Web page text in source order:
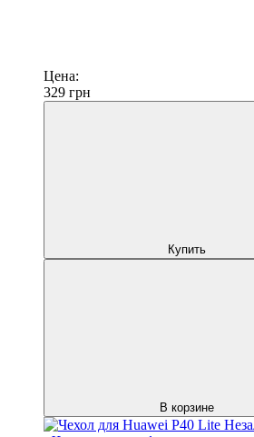
Цена:
329 грн
Купить
В корзине